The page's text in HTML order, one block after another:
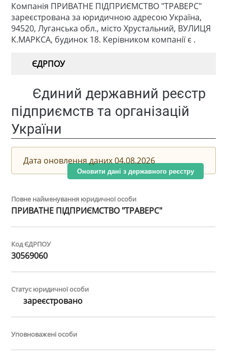
Компанія ПРИВАТНЕ ПІДПРИЄМСТВО "ТРАВЕРС"
зареєстрована за юридичною адресою Україна,
94520, Луганська обл., місто Хрустальний, ВУЛИЦЯ
К.МАРКСА, будинок 18. Керівником компанії є .
ЄДРПОУ
Єдиний державний реєстр
підприємств та організацій
України
Дата оновлення даних 04.08.2026
Оновити дані з державного реєстру
Повне найменування юридичної особи
ПРИВАТНЕ ПІДПРИЄМСТВО "ТРАВЕРС"
Код ЄДРПОУ
30569060
Статус юридичної особи
зареєстровано
Уповноважені особи